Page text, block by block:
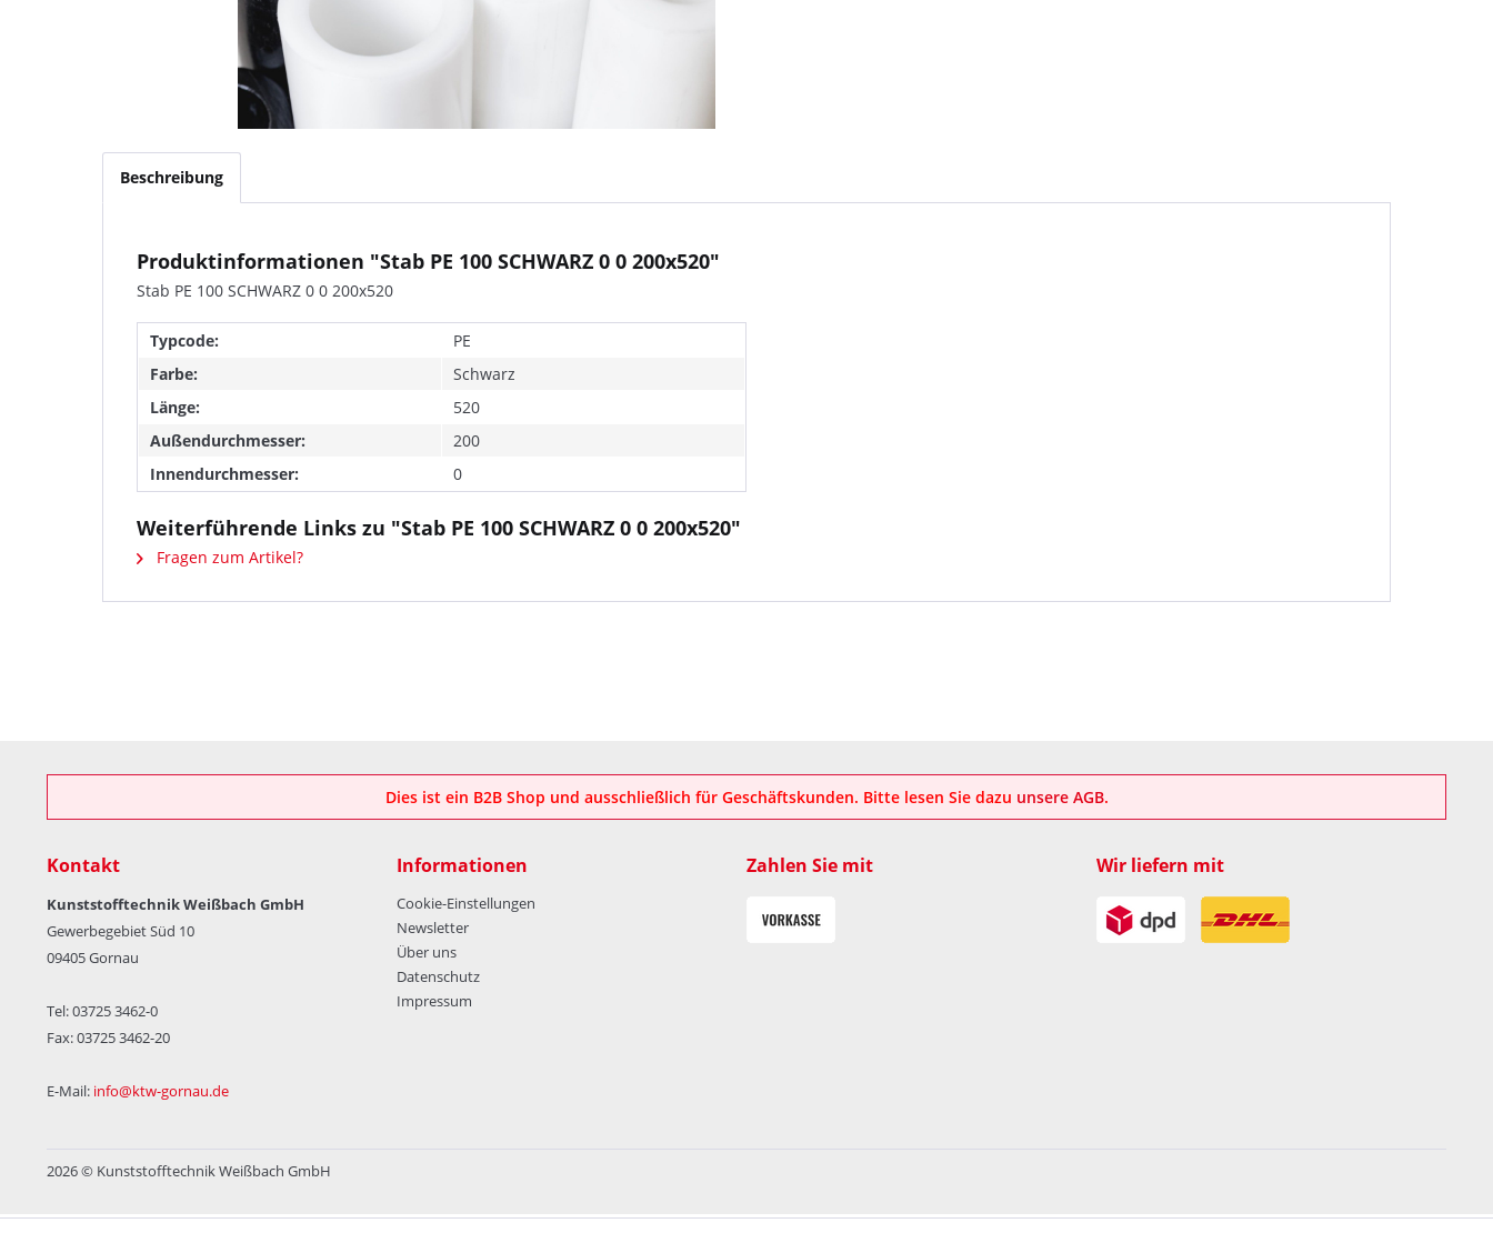
Beschreibung
Produktinformationen "Stab PE 100 SCHWARZ 0 0 200x520"
Stab PE 100 SCHWARZ 0 0 200x520
Typcode:
PE
Farbe:
Schwarz
Länge:
520
Außendurchmesser:
200
Innendurchmesser:
0
Weiterführende Links zu "Stab PE 100 SCHWARZ 0 0 200x520"
Fragen zum Artikel?
Dies ist ein B2B Shop und ausschließlich für Geschäftskunden. Bitte lesen Sie dazu unsere AGB.
Kontakt
Kunststofftechnik Weißbach GmbH
Gewerbegebiet Süd 10
09405 Gornau
Tel: 03725 3462-0
Fax: 03725 3462-20
E-Mail: info@ktw-gornau.de
Informationen
Cookie-Einstellungen
Newsletter
Über uns
Datenschutz
Impressum
Zahlen Sie mit Wir liefern mit
2026 © Kunststofftechnik Weißbach GmbH